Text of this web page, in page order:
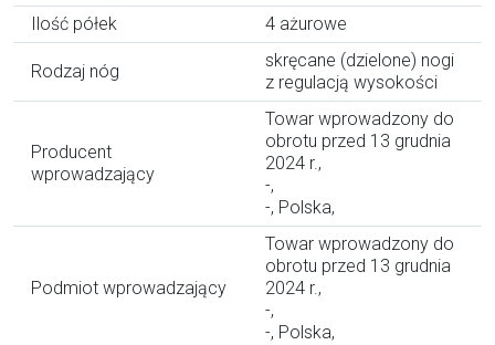
Ilość półek
4 ażurowe
Rodzaj nóg
skręcane (dzielone) nogi
z regulacją wysokości
Producent
wprowadzający
Towar wprowadzony do
obrotu przed 13 grudnia
2024 r.,
-,
-, Polska,
Podmiot wprowadzający
Towar wprowadzony do
obrotu przed 13 grudnia
2024 r.,
-,
-, Polska,